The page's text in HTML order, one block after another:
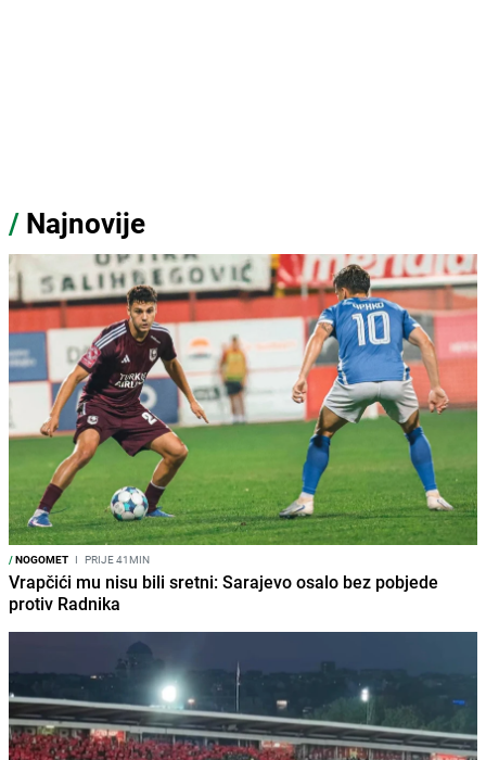
/ Najnovije
/NOGOMET I PRIJE 41MIN
Vrapčići mu nisu bili sretni: Sarajevo osalo bez pobjede
protiv Radnika